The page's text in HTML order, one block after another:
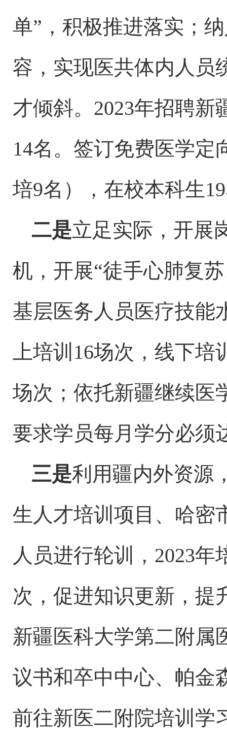
单”，积极推进落实；
容，实现医共体内人员
才倾斜。2023年招聘新
14名。签订免费医学定
培9名），在校本科生
二是立足实际，开展
机，开展“徒手心肺复
基层医务人员医疗技能
上培训16场次，线下培
场次；依托新疆继续医
要求学员每月学分必须
三是利用疆内外资源
生人才培训项目、哈密
人员进行轮训， 2023年
次，促进知识更新，提
新疆医科大学第二附属
议书和卒中中心、帕金
前往新医二附院培训学